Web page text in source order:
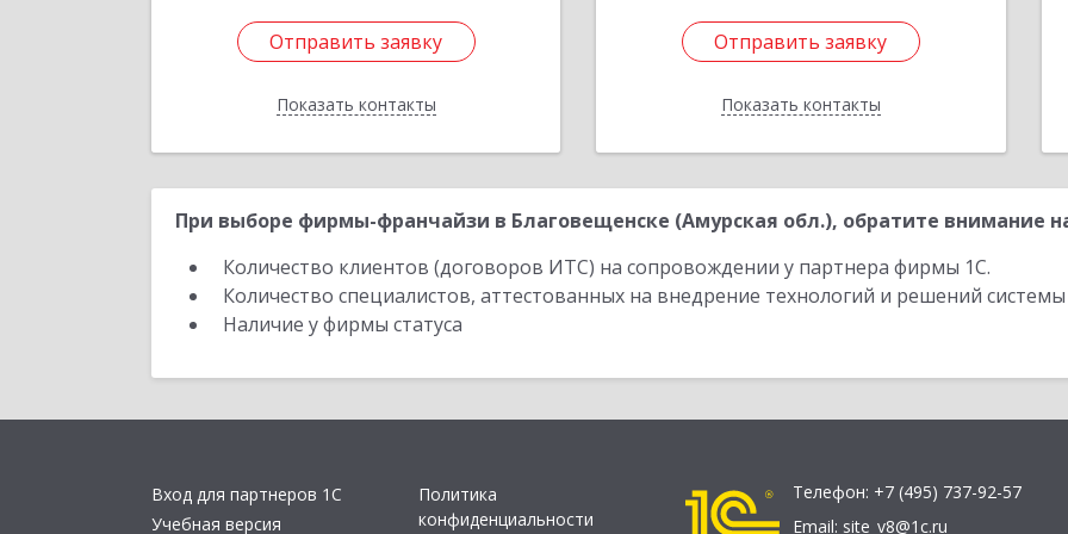
Отправить заявку
Показать контакты
Отправить заявку
Назад
Отправить заявку
Показать контакты
Отправить заявку
Назад
При выборе фирмы-франчайзи в Благовещенске (Амурская обл.), обратите внимание
Количество клиентов (договоров ИТС) на сопровождении у партнера фирмы 1С.
Количество специалистов, аттестованных на внедрение технологий и решений
Наличие у фирмы статуса
Вход для партнеров 1С
Учебная версия
Политика
конфиденциальности
Телефон: +7 (495) 737-92-57
Email: site_v8@1c.ru